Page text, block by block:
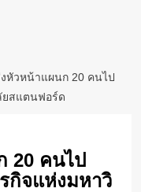
งหัวหน้าแผนก 20 คนไป
ยสแตนฟอร์ด
20 คนไป
กิจแห่งมหาวิ